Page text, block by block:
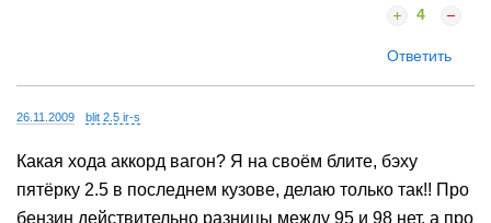
4
Ответить
26.11.2009 blit 2.5 ir-s
Какая хода аккорд вагон? Я на своём блите, бэху
пятёрку 2.5 в последнем кузове, делаю только так!! Про
бензин действительно разницы между 95 и 98 нет, а про